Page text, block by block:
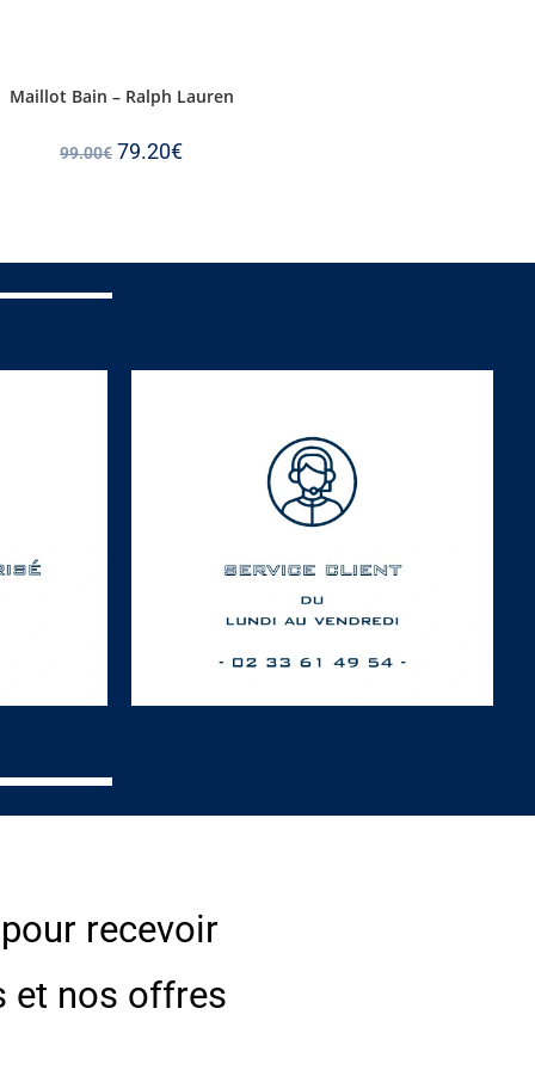
Maillot Bain – Ralph Lauren
99.00€ 79.20€
recevoir
et nos offres